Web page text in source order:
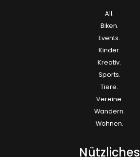
All.
Biken.
Events.
Kinder.
Kreativ.
Sports.
Tiere.
Vereine.
Wandern.
Wohnen.
Nützliches